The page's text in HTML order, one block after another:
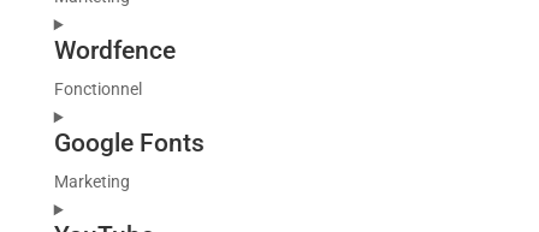
Consent
to
service
clarity
Wordfence
Fonctionnel
Consent
to
service
Google Fonts
Marketing
Consent